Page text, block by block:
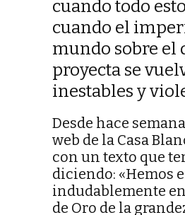
cuando todo
cuando el
mundo sobre el
proyecta se
inestables y
Desde hace
web de la Casa
con un texto que
diciendo: «Hemos
indudablemente
de Oro de la